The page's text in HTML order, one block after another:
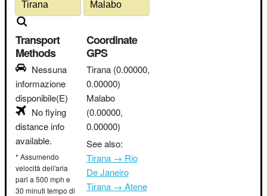
Transport
Methods
Nessuna
informazione
disponibile(E)
No flying
distance info
available.
* Assumendo
velocità dell'aria
pari a 500 mph e
30 minuti tempo di
Coordinate
GPS
Tirana (0.00000,
0.00000)
Malabo
(0.00000,
0.00000)
See also:
Tirana → Rio
De Janeiro
Tirana → Atene